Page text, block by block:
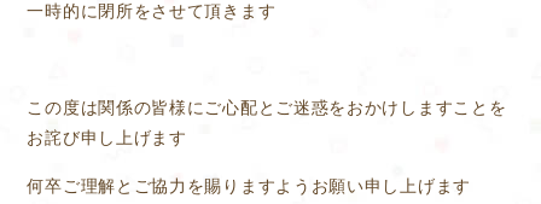
一時的に閉所をさせて頂きます
この度は関係の皆様にご心配とご迷惑をおかけしますことを
お詫び申し上げます
何卒ご理解とご協力を賜りますようお願い申し上げます